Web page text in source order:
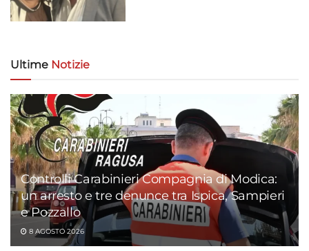
Ultime Notizie
Controlli Carabinieri Compagnia di Modica:
un arresto e tre denunce tra Ispica, Sampieri
e Pozzallo
8 AGOSTO 2026